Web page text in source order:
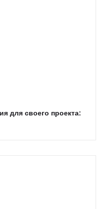
для своего проекта: